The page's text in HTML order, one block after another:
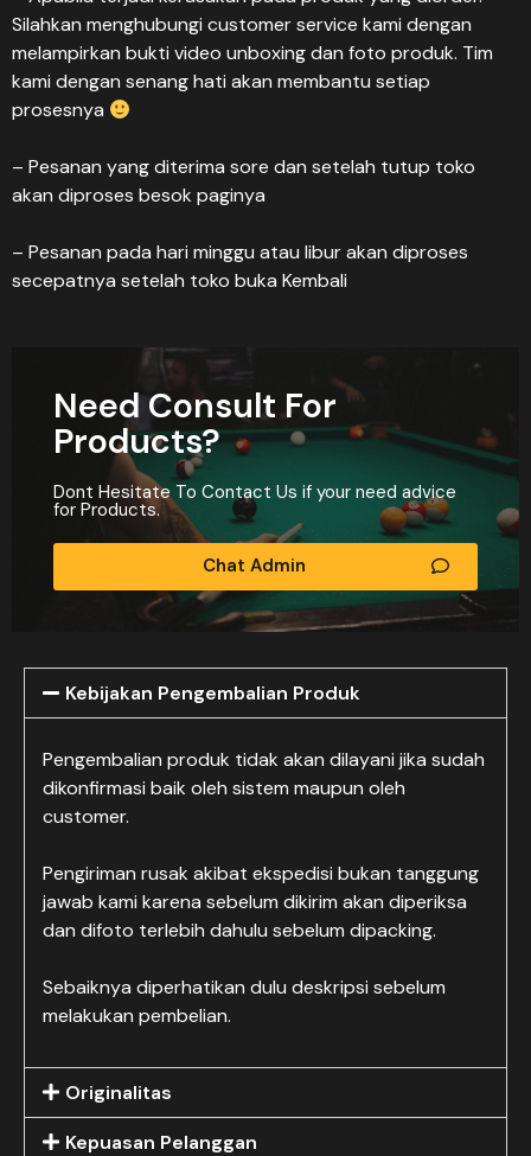
Silahkan menghubungi customer service kami dengan
melampirkan bukti video unboxing dan foto produk. Tim
kami dengan senang hati akan membantu setiap
prosesnya
– Pesanan yang diterima sore dan setelah tutup toko
akan diproses besok paginya
– Pesanan pada hari minggu atau libur akan diproses
secepatnya setelah toko buka Kembali
Need Consult For
Products?
Dont Hesitate To Contact Us if your need advice
for Products.
Chat Admin
Kebijakan Pengembalian Produk
Pengembalian produk tidak akan dilayani jika sudah
dikonfirmasi baik oleh sistem maupun oleh
customer.
Pengiriman rusak akibat ekspedisi bukan tanggung
jawab kami karena sebelum dikirim akan diperiksa
dan difoto terlebih dahulu sebelum dipacking.
Sebaiknya diperhatikan dulu deskripsi sebelum
melakukan pembelian.
Originalitas
Kepuasan Pelanggan